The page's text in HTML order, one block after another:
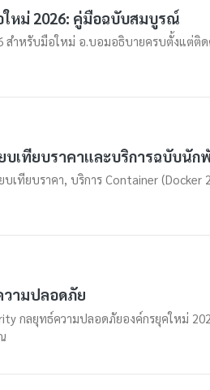
ใหม่ 2026: คู่มือฉบับสมบูรณ์
สำหรับมือใหม่ อ.บอมอธิบายครบตั้งแต่ติด
ยบเทียบราคาและบริการฉบับนั
บเทียบราคา, บริการ Container
ามปลอดภัย
กลยุทธ์ความปลอดภัยองค์กรยุคใหม่